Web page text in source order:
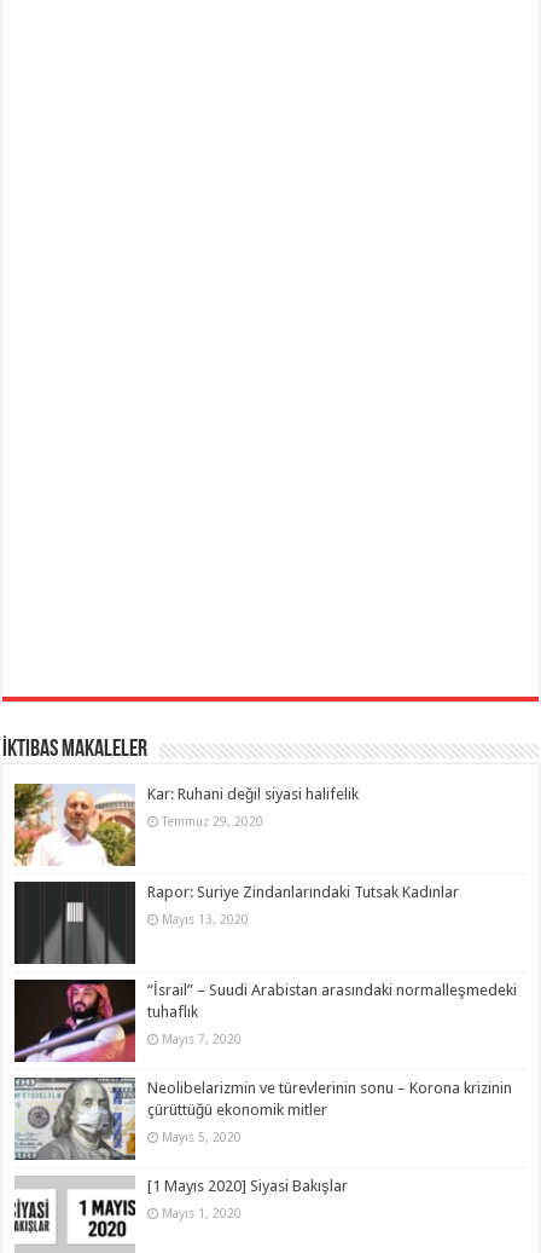
İktibas Makaleler
Kar: Ruhani değil siyasi halifelik
Temmuz 29, 2020
Rapor: Suriye Zindanlarındaki Tutsak Kadınlar
Mayıs 13, 2020
“İsrail” – Suudi Arabistan arasındaki normalleşmedeki
tuhaflık
Mayıs 7, 2020
Neolibelarizmin ve türevlerinin sonu – Korona krizinin
çürüttüğü ekonomik mitler
Mayıs 5, 2020
[1 Mayıs 2020] Siyasi Bakışlar
Mayıs 1, 2020